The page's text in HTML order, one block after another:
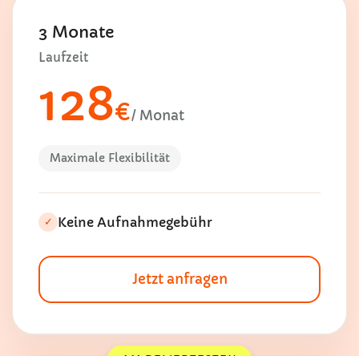
3 Monate
Laufzeit
128€/ Monat
Maximale Flexibilität
✓ Keine Aufnahmegebühr
Jetzt anfragen